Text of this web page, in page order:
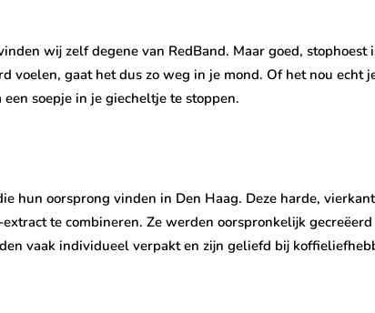
wij zelf degene van RedBand. Maar goed,
voelen, gaat het dus zo weg in je mond. Of het nou echt
soepje in je giecheltje te stoppen.
hun oorsprong vinden in Den Haag. Deze harde,
te combineren. Ze werden oorspronkelijk
vaak individueel verpakt en zijn geliefd bij